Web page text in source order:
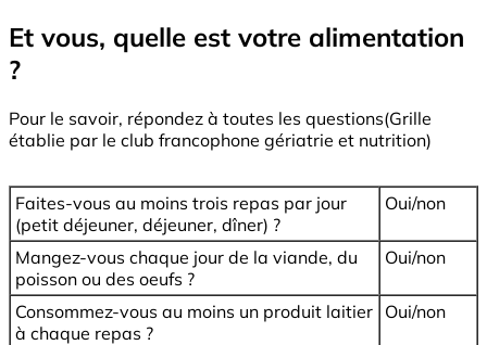
Et vous, quelle est votre alimentation
?
Pour le savoir, répondez à toutes les questions(Grille
établie par le club francophone gériatrie et nutrition)
Faites-vous au moins trois repas par jour
(petit déjeuner, déjeuner, dîner) ?
Oui/non
Mangez-vous chaque jour de la viande, du
poisson ou des oeufs ?
Oui/non
Consommez-vous au moins un produit laitier
à chaque repas ?
Oui/non